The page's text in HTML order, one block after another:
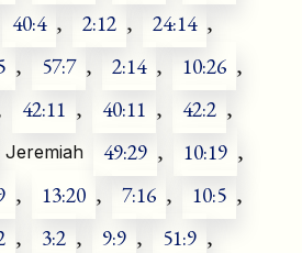
40:4 , 2:12 , 24:14 ,
, 57:7 , 2:14 , 10:26 ,
42:11 , 40:11 , 42:2 ,
Jeremiah 49:29 , 10:19 ,
, 13:20 , 7:16 , 10:5 ,
, 3:2 , 9:9 , 51:9 ,